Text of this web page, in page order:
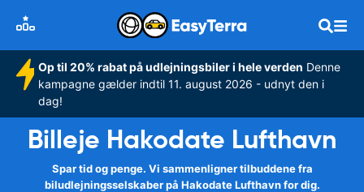
Op til 20% rabat på udlejningsbiler i hele verden Denne
kampagne gælder indtil 11. august 2026 - udnyt den i
dag!
Billeje Hakodate Lufthavn
Spar tid og penge. Vi sammenligner tilbuddene fra
biludlejningsselskaber på Hakodate Lufthavn for dig.